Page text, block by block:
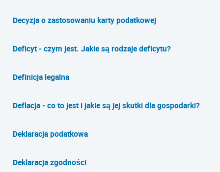
Decyzja o zastosowaniu karty podatkowej
Deficyt - czym jest. Jakie są rodzaje deficytu?
Definicja legalna
Deflacja - co to jest i jakie są jej skutki dla gospodarki?
Deklaracja podatkowa
Deklaracja zgodności